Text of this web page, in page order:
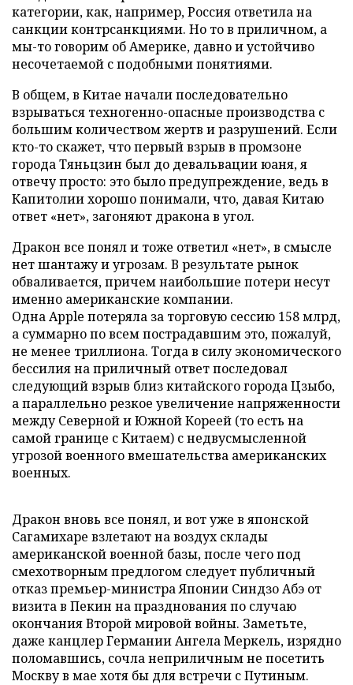
категории, как, например, Россия ответила на
санкции контрсанкциями. Но то в приличном, а
мы-то говорим об Америке, давно и устойчиво
несочетаемой с подобными понятиями.
В общем, в Китае начали последовательно
взрываться техногенно-опасные производства с
большим количеством жертв и разрушений. Если
кто-то скажет, что первый взрыв в промзоне
города Тяньцзин был до девальвации юаня, я
отвечу просто: это было предупреждение, ведь в
Капитолии хорошо понимали, что, давая Китаю
ответ «нет», загоняют дракона в угол.
Дракон все понял и тоже ответил «нет», в смысле
нет шантажу и угрозам. В результате рынок
обваливается, причем наибольшие потери несут
именно американские компании.
Одна Apple потеряла за торговую сессию 158 млрд,
а суммарно по всем пострадавшим это, пожалуй,
не менее триллиона. Тогда в силу экономического
бессилия на приличный ответ последовал
следующий взрыв близ китайского города Цзыбо,
а параллельно резкое увеличение напряженности
между Северной и Южной Кореей (то есть на
самой границе с Китаем) с недвусмысленной
угрозой военного вмешательства американских
военных.
Дракон вновь все понял, и вот уже в японской
Сагамихаре взлетают на воздух склады
американской военной базы, после чего под
смехотворным предлогом следует публичный
отказ премьер-министра Японии Синдзо Абэ от
визита в Пекин на празднования по случаю
окончания Второй мировой войны. Заметьте,
даже канцлер Германии Ангела Меркель, изрядно
поломавшись, сочла неприличным не посетить
Москву в мае хотя бы для встречи с Путиным.